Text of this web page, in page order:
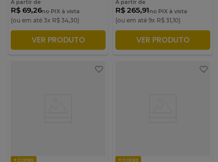
A partir de
R$ 69,26no PIX à vista
(ou em até 3x R$ 34,30)
ADICIONAR À SACOLA
VER PRODUTO
A partir de
R$ 265,91no PIX à vista
(ou em até 9x R$ 31,10)
ADICIONAR À SACOLA
VER PRODUTO
+cores +cores